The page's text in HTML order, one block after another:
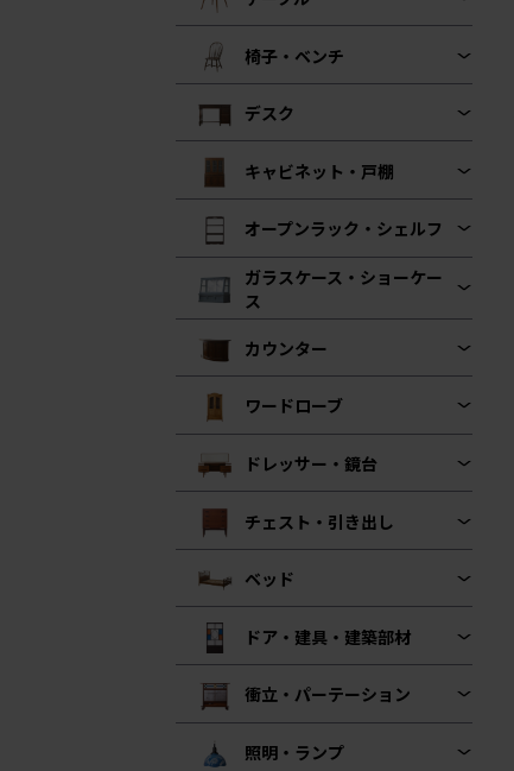
椅子・ベンチ
デスク
キャビネット・戸棚
オープンラック・シェルフ
ガラスケース・ショーケー
ス
カウンター
ワードローブ
ドレッサー・鏡台
チェスト・引き出し
ベッド
ドア・建具・建築部材
衝立・パーテーション
照明・ランプ